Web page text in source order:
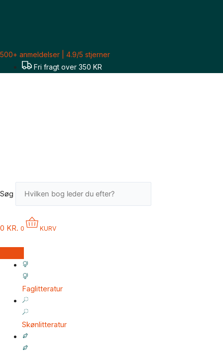
500+ anmeldelser | 4.9/5 stjerner
Fri fragt over 350 KR
Søg
0 KR. 0 KURV
Faglitteratur
Skønlitteratur